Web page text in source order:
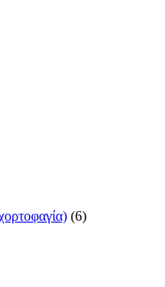
(6)